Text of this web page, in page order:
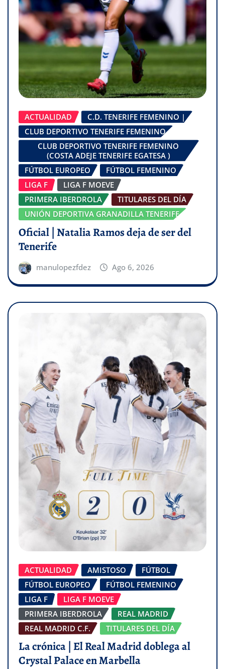
ACTUALIDAD
C.D. TENERIFE FEMENINO |
CLUB DEPORTIVO TENERIFE FEMENINO
CLUB DEPORTIVO TENERIFE FEMENINO
(COSTA ADEJE TENERIFE EGATESA )
FÚTBOL EUROPEO
FÚTBOL FEMENINO
LIGA F
LIGA F MOEVE
PRIMERA IBERDROLA
TITULARES DEL DÍA
UNIÓN DEPORTIVA GRANADILLA TENERIFE
Oficial | Natalia Ramos deja de ser del
Tenerife
manulopezfdez Ago 6, 2026
ACTUALIDAD AMISTOSO
FÚTBOL
FÚTBOL EUROPEO
FÚTBOL FEMENINO
LIGA F
LIGA F MOEVE
PRIMERA IBERDROLA
REAL MADRID
REAL MADRID C.F.
TITULARES DEL DÍA
La crónica | El Real Madrid doblega al
Crystal Palace en Marbella